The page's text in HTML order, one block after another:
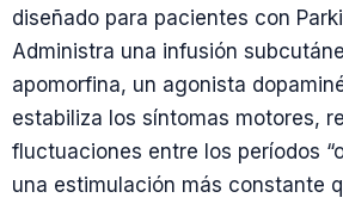
diseñado para pacientes con
Administra una infusión
apomorfina, un agonista
estabiliza los síntomas motores,
fluctuaciones entre los períodos
una estimulación más constante